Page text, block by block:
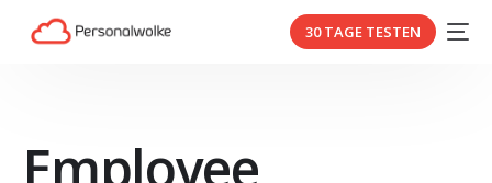
30 TAGE TESTEN
Employee